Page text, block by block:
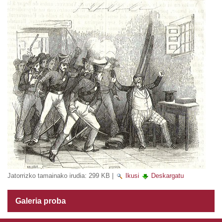
Jatorrizko tamainako irudia: 299 KB Ikusi Deskargatu
Galeria proba